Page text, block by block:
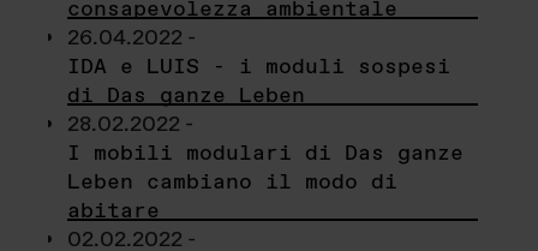
consapevolezza ambientale
26.04.2022 -
IDA e LUIS - i moduli sospesi
di Das ganze Leben
28.02.2022 -
I mobili modulari di Das ganze
Leben cambiano il modo di
abitare
02.02.2022 -